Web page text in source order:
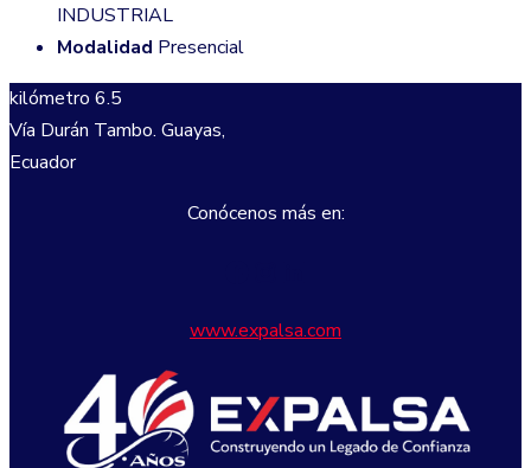
INDUSTRIAL
Modalidad Presencial
kilómetro 6.5
Vía Durán Tambo. Guayas,
Ecuador
Conócenos más en:
www.expalsa.com